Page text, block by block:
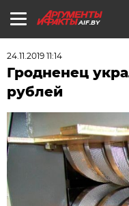
AIF.BY
24.11.2019 11:14
Гродненец
рублей